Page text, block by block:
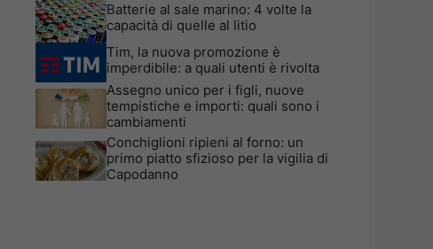
Batterie al sale marino: 4 volte la
capacità di quelle al litio
Tim, la nuova promozione è
imperdibile: a quali utenti è rivolta
Assegno unico per i figli, nuove
tempistiche e importi: quali sono i
cambiamenti
Conchiglioni ripieni al forno: un
primo piatto sfizioso per la vigilia di
Capodanno